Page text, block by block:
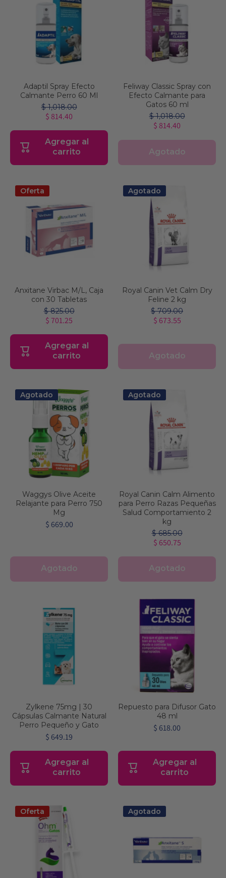
Adaptil Spray Efecto
Calmante Perro 60 Ml
$ 1,018.00
$ 814.40
Agregar al
carrito
Feliway Classic Spray con
Efecto Calmante para
Gatos 60 ml
$ 1,018.00
$ 814.40
Agotado
Oferta
Anxitane Virbac M/L, Caja
con 30 Tabletas
$ 825.00
$ 701.25
Agregar al
carrito
Agotado
Royal Canin Vet Calm Dry
Feline 2 kg
$ 709.00
$ 673.55
Agotado
Agotado
Waggys Olive Aceite
Relajante para Perro 750
Mg
$ 669.00
Agotado
Agotado
Royal Canin Calm Alimento
para Perro Razas Pequeñas
Salud Comportamiento 2
kg
$ 685.00
$ 650.75
Agotado
Zylkene 75mg | 30
Cápsulas Calmante Natural
Perro Pequeño y Gato
$ 649.19
Agregar al
carrito
Repuesto para Difusor Gato
48 ml
$ 618.00
Agregar al
carrito
Oferta Agotado